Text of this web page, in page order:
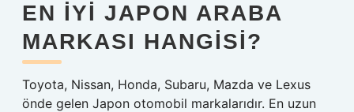
EN IYI JAPON ARABA
MARKASI HANGISI?
Toyota, Nissan, Honda, Subaru, Mazda ve Lexus
önde gelen Japon otomobil markalarıdır. En uzun